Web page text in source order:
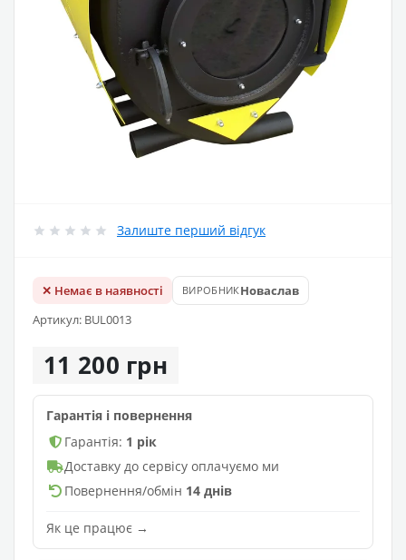
Залиште перший відгук
✕ Немає в наявності ВИРОБНИКНоваслав
Артикул: BUL0013
11 200 грн
Гарантія і повернення
Гарантія: 1 рік
Доставку до сервісу оплачуємо ми
Повернення/обмін 14 днів
Як це працює →